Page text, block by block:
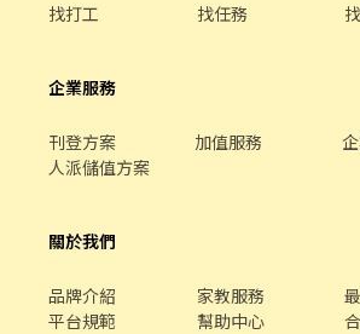
加入官方 LIN 👉 https://reurl.cc/lNxbvE 或
✨ 想多一份收入？ ✨ 想累積餐飲實戰經驗？
履歷會立即聯繫安排。
找打工 找任務
企業服務
刊登方案 加值服務
人派儲值方案
關於我們
品牌介紹 家教服務
平台規範
幫助中心